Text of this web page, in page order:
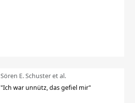
Sören E. Schuster et al.
"Ich war unnütz, das gefiel mir"